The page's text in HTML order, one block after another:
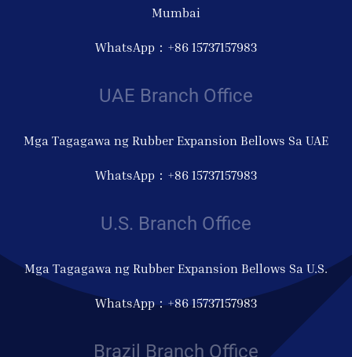
Mumbai
WhatsApp：+86 15737157983
UAE Branch Office
Mga Tagagawa ng Rubber Expansion Bellows Sa UAE
WhatsApp：+86 15737157983
U.S. Branch Office
Mga Tagagawa ng Rubber Expansion Bellows Sa U.S.
WhatsApp：+86 15737157983
Brazil Branch Office